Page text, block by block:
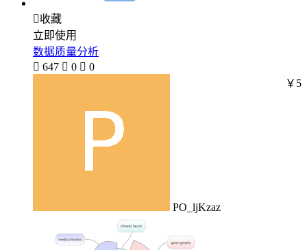
收藏
立即使用
数据质量分析
 647  0  0
PO_ljKzaz
￥5